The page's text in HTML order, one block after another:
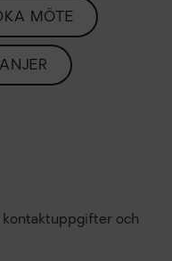
MÖTE
och